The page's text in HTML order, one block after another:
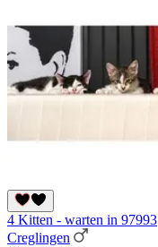
4 Kitten - warten in 97993
Creglingen